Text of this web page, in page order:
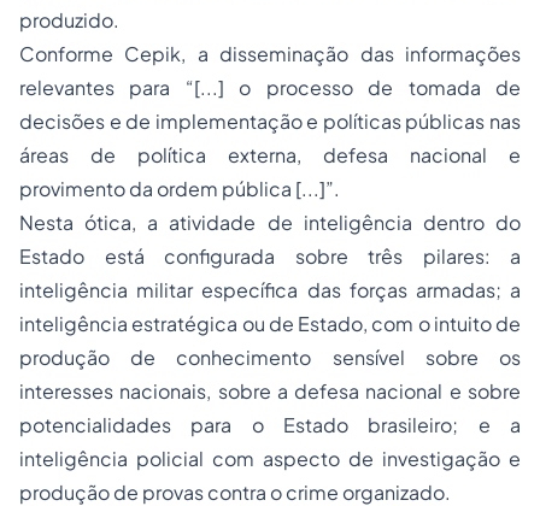
produzido.
Conforme Cepik, a disseminação das informações
relevantes para “[...] o processo de tomada de
decisões e de implementação e políticas públicas nas
áreas de política externa, defesa nacional e
provimento da ordem pública [...]”.
Nesta ótica, a atividade de inteligência dentro do
Estado está configurada sobre três pilares: a
inteligência militar específica das forças armadas; a
inteligência estratégica ou de Estado, com o intuito de
produção de conhecimento sensível sobre os
interesses nacionais, sobre a defesa nacional e sobre
potencialidades para o Estado brasileiro; e a
inteligência policial com aspecto de investigação e
produção de provas contra o crime organizado.